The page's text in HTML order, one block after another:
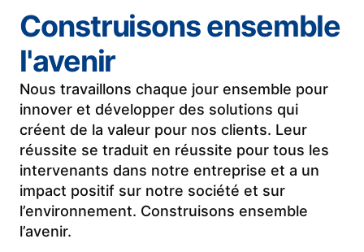
Construisons ensemble
l'avenir
Nous travaillons chaque jour ensemble pour
innover et développer des solutions qui
créent de la valeur pour nos clients. Leur
réussite se traduit en réussite pour tous les
intervenants dans notre entreprise et a un
impact positif sur notre société et sur
l’environnement. Construisons ensemble
l’avenir.